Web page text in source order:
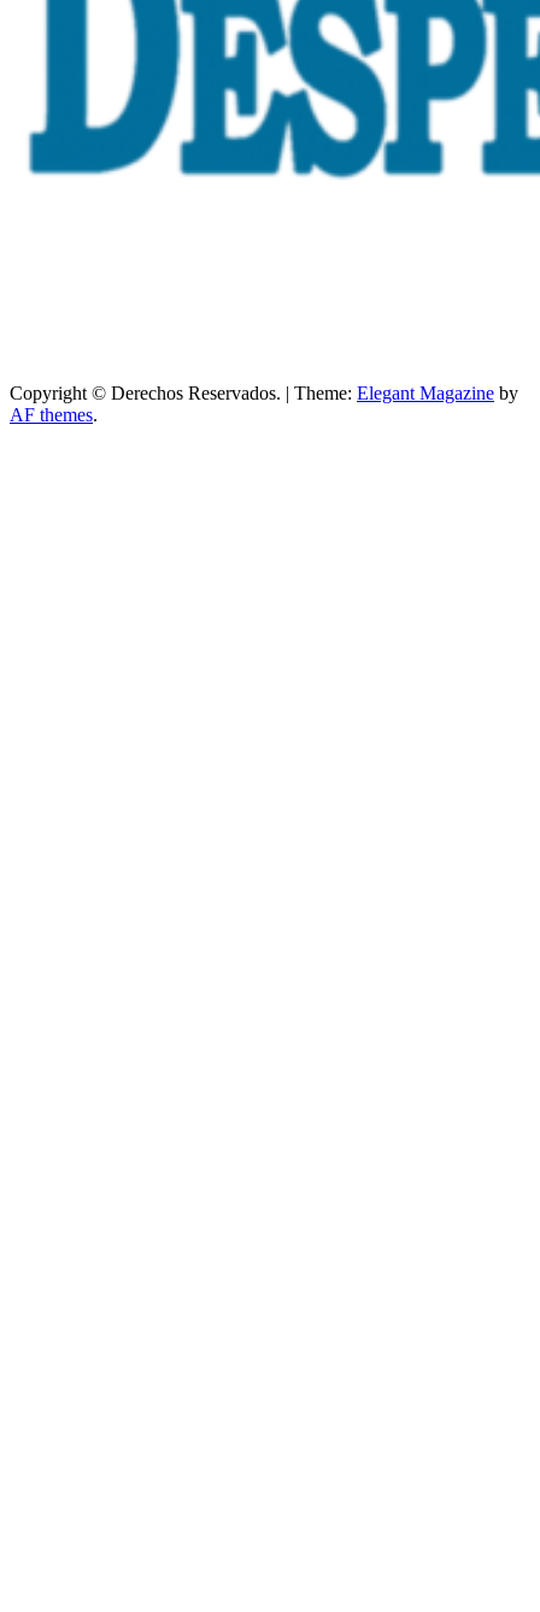
Copyright © Derechos Reservados. | Theme: Elegant Magazine by
AF themes.